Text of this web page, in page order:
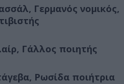
Γερμανός νομικός,
Γάλλος ποιητής
Ρωσίδα ποιήτρια